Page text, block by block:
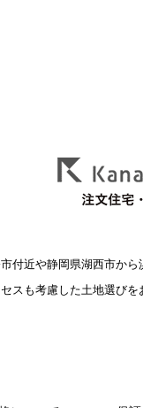
市付近や静岡県湖西市か
スも考慮した土地選びを